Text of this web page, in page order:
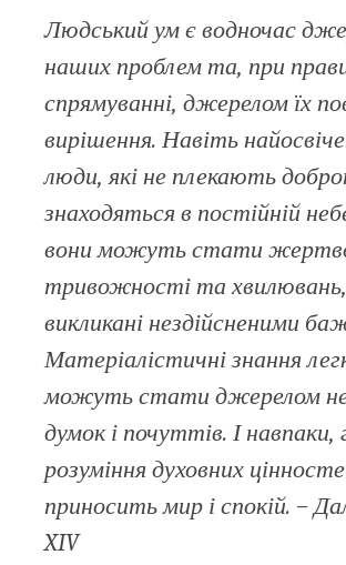
Людський ум є водночас
наших проблем та, при
спрямуванні, джерелом їх
вирішення. Навіть
люди, які не плекають
знаходяться в постійній
вони можуть стати
тривожності та
викликані нездійсненими
Матеріалістичні знання
можуть стати джерелом
думок і почуттів. І навпаки,
розуміння духовних
приносить мир і спокій. –
XIV